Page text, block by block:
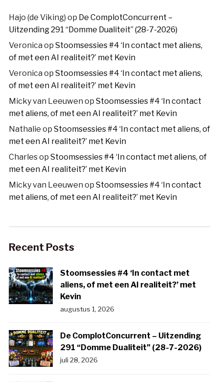
Hajo (de Viking) op De ComplotConcurrent –
Uitzending 291 “Domme Dualiteit” (28-7-2026)
Veronica op Stoomsessies #4 ‘In contact met aliens,
of met een AI realiteit?’ met Kevin
Veronica op Stoomsessies #4 ‘In contact met aliens,
of met een AI realiteit?’ met Kevin
Micky van Leeuwen op Stoomsessies #4 ‘In contact
met aliens, of met een AI realiteit?’ met Kevin
Nathalie op Stoomsessies #4 ‘In contact met aliens, of
met een AI realiteit?’ met Kevin
Charlesop Stoomsessies #4 ‘In contact met aliens, of
met een AI realiteit?’ met Kevin
Micky van Leeuwen op Stoomsessies #4 ‘In contact
met aliens, of met een AI realiteit?’ met Kevin
Recent Posts
Stoomsessies #4 ‘In contact met
aliens, of met een AI realiteit?’ met
Kevin
augustus 1, 2026
De ComplotConcurrent – Uitzending
291 “Domme Dualiteit” (28-7-2026)
juli 28, 2026